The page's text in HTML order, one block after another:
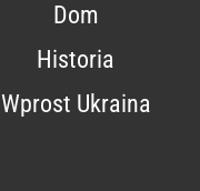
Dom
Historia
Wprost Ukraina